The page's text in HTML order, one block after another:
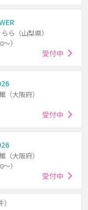
ら（山梨県）
）
受付中
（大阪府）
受付中
（大阪府）
）
受付中